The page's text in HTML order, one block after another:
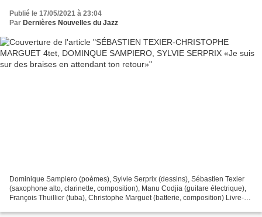
retour»
Publié le 17/05/2021 à 23:04
Par Dernières Nouvelles du Jazz
Dominique Sampiero (poèmes), Sylvie Serprix (dessins), Sébastien Texier
(saxophone alto, clarinette, composition), Manu Codjia (guitare électrique),
François Thuillier (tuba), Christophe Marguet (batterie, composition) Livre-